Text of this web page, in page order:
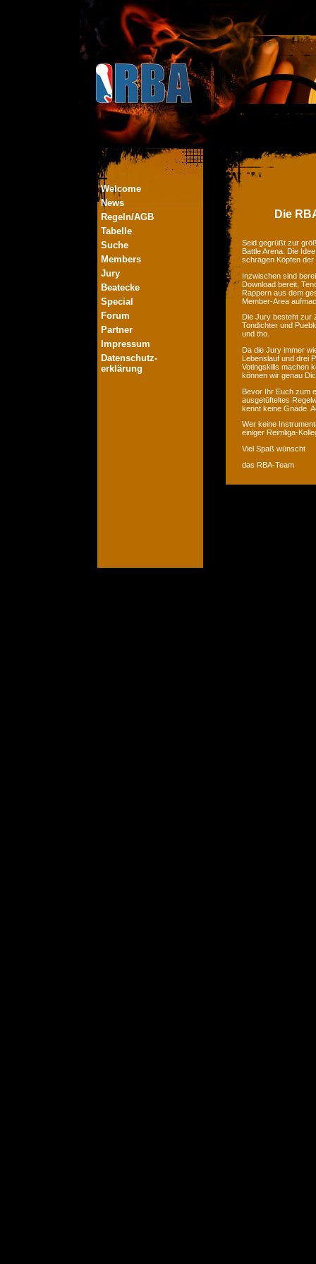
Welcome
News
Regeln/AGB
Tabelle
Suche
Members
Jury
Beatecke
Special
Forum
Partner
Impressum
Datenschutz-
erklärung
Die
Seid gegrüßt zur
Battle Arena. Die
schrägen Köpfen
Inzwischen sind
Download bereit,
Rappern aus dem
Member-Area
Die Jury besteht zur
Tondichter und
und tho.
Da die Jury immer
Lebenslauf und drei
Votingskills machen
können wir genau
Bevor Ihr Euch zum
ausgetüfteltes
kennt keine Gnade.
Wer keine
einiger Reimliga-
Viel Spaß wünscht
das RBA-Team